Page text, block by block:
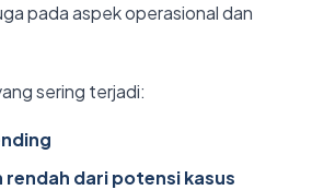
pada aspek operasional dan
sering terjadi:
rendah dari potensi kasus